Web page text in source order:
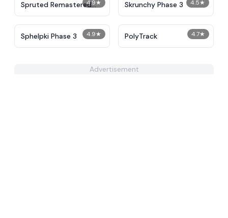
4.9★
Spruted Remastered
Alternative Phase 2
4.5★
Skrunchy Phase 3
4.9★
Sphelpki Phase 3 4.7★
PolyTrack
Advertisement